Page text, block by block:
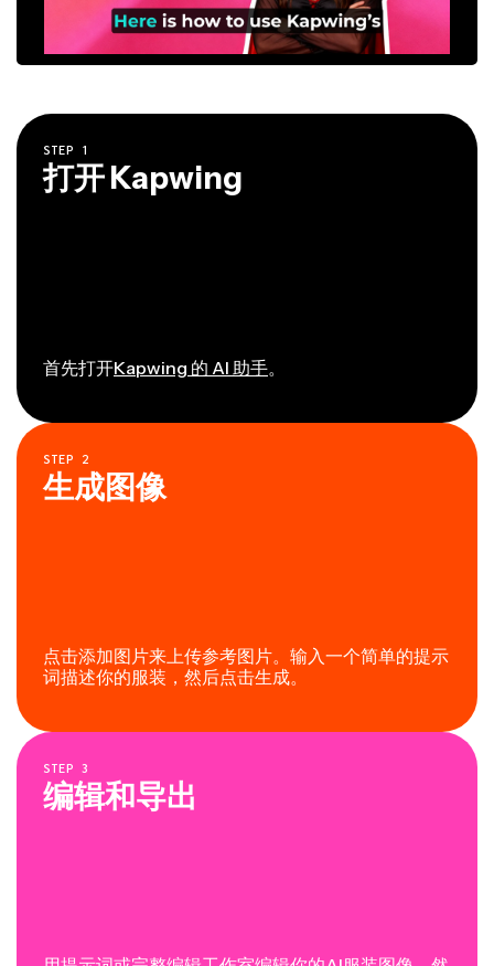
STEP 1
打开 Kapwing
首先打开Kapwing 的 AI 助手。
STEP 2
生成图像
点击添加图片来上传参考图片。输入一个简单的提示
词描述你的服装，然后点击生成。
STEP 3
编辑和导出